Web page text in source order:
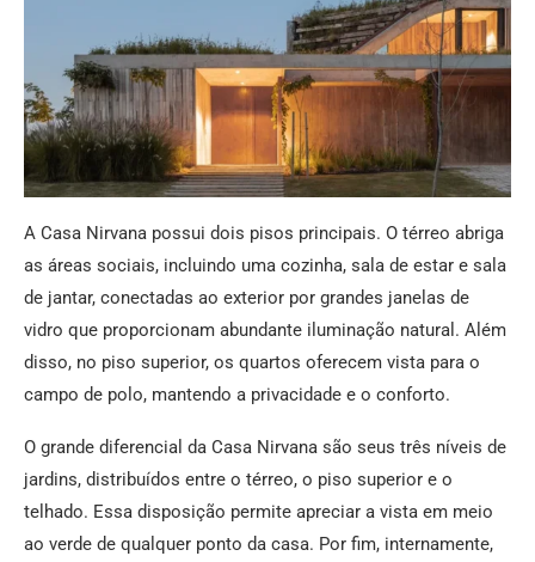
A Casa Nirvana possui dois pisos principais. O térreo abriga
as áreas sociais, incluindo uma cozinha, sala de estar e sala
de jantar, conectadas ao exterior por grandes janelas de
vidro que proporcionam abundante iluminação natural. Além
disso, no piso superior, os quartos oferecem vista para o
campo de polo, mantendo a privacidade e o conforto.
O grande diferencial da Casa Nirvana são seus três níveis de
jardins, distribuídos entre o térreo, o piso superior e o
telhado. Essa disposição permite apreciar a vista em meio
ao verde de qualquer ponto da casa. Por fim, internamente,